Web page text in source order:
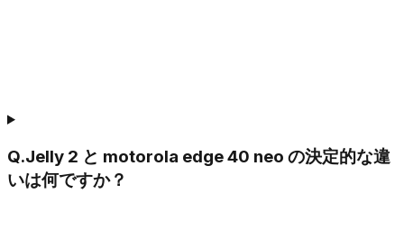
Q.Jelly 2 と motorola edge 40 neo の決定的な違
いは何ですか？